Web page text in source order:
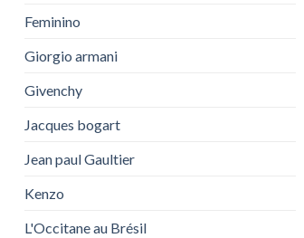
Feminino
Giorgio armani
Givenchy
Jacques bogart
Jean paul Gaultier
Kenzo
L'Occitane au Brésil